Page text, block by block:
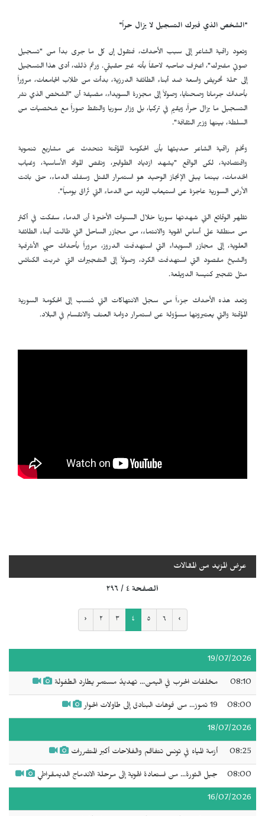
"الشخص الذي فبرك التسجيل لا يزال حراً"
وتعود راقية الشاعر إلى سبب الأحداث، فتقول إن كل ما جرى بدأ من "تسجيل
صوتي مفبرك"، اعترف صاحبه لاحقاً بأنه غير حقيقي. ورغم ذلك، أدى هذا التسجيل
إلى حملة تحريض واسعة ضد أبناء الطائفة الدرزية، بدأت من طلاب الجامعات، مروراً
بأحداث جرمانا وصحنايا، وصولاً إلى مجزرة السويداء، مضيفة أن "الشخص الذي نشر
التسجيل ما يزال حراً، ويقيم في تركيا، بل وزار سوريا والتقط صوراً مع شخصيات من
السلطة، بينها وزير الثقافة".
وتختم راقية الشاعر حديثها بأن الحكومة المؤقتة تتحدث عن مشاريع تنموية
واقتصادية، لكن الواقع "يشهد ازدياد الطوابير، ونقص المواد الأساسية، وغياب
الخدمات، بينما يبقى الإنجاز الوحيد هو استمرار القتل وسفك الدماء، حتى باتت
الأرض السورية عاجزة عن استيعاب المزيد من الدماء التي تُراق يومياً".
تظهر الوقائع التي شهدتها سوريا خلال السنوات الأخيرة أن الدماء سفكت في أكثر
من منطقة على أساس الهوية والانتماء، من مجازر الساحل التي طالت أبناء الطائفة
العلوية، إلى مجازر السويداء التي استهدفت الدروز، مروراً بأحداث حيي الأشرفية
والشيخ مقصود التي استهدفت الكرد، وصولاً إلى التفجيرات التي ضربت الكنائس
مثل تفجير كنيسة الدويلعة.
وتعد هذه الأحداث جزءاً من سجل الانتهاكات التي تُنسب إلى الحكومة السورية
المؤقتة والتي يعتبرونها مسؤولة عن استمرار دوامة العنف والانقسام في البلاد.
عرض المزيد من المقالات
الصفحة ٤ / ٢٩٦
‹ ٢ ٣ ٤ ٥ ٦ ›
19/07/2026
08:10 مخلفات الحرب في اليمن... تهديدٌ مستمر يطارد الطفولة
08:00 19 تموز... من فوهات البنادق إلى طاولات الحوار
18/07/2026
08:25 أزمة المياه في تونس تتفاقم والفلاحات أكبر المتضررات
08:00 جيل الثورة... من استعادة الهوية إلى مرحلة الاندماج الديمقراطي
16/07/2026